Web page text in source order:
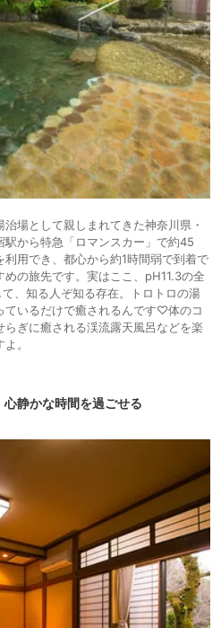
治場として親しまれてきた神奈川県・
から特急「ロマンスカー」で約45
用でき、都心から約1時間弱で到着で
の旅先です。実はここ、pH11.3の全
、知る人ぞ知る存在。トロトロの湯
ているだけで癒されるんです♡体のコ
らぎに癒される渓流露天風呂などを楽
。
静かな時間を過ごせる